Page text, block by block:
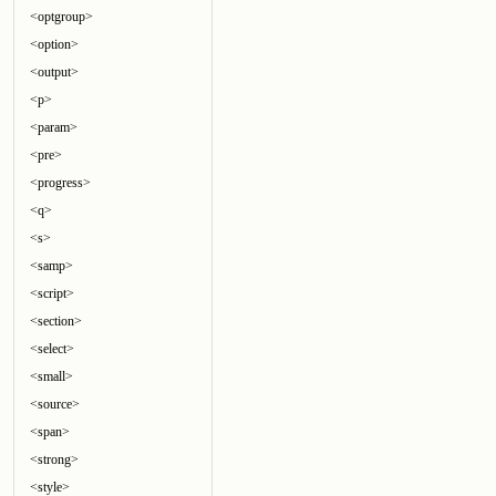
<optgroup>
<option>
<output>
<p>
<param>
<pre>
<progress>
<q>
<s>
<samp>
<script>
<section>
<select>
<small>
<source>
<span>
<strong>
<style>